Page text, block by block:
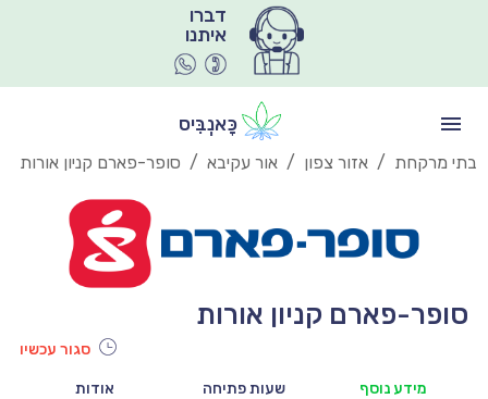
איתנו
כָּאנְבִּיס
בתי מרקחת / אזור צפון / אור עקיבא / סופר-פארם קניון אורות
סופר-פארם קניון אורות
סגור עכשיו
מידע נוסף שעות פתיחה אודות